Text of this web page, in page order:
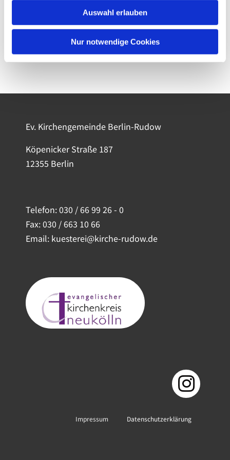
Auswahl erlauben
Nur notwendige Cookies
Ev. Kirchengemeinde Berlin-Rudow
Köpenicker Straße 187
12355 Berlin
Telefon:030 / 66 99 26 - 0
Fax: 030 / 663 10 66
Email: kuesterei@kirche-rudow.de
Impressum Datenschutzerklärung